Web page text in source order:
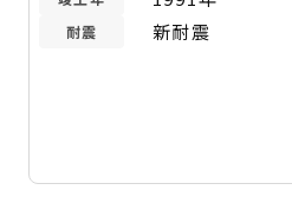
耐震 新耐震